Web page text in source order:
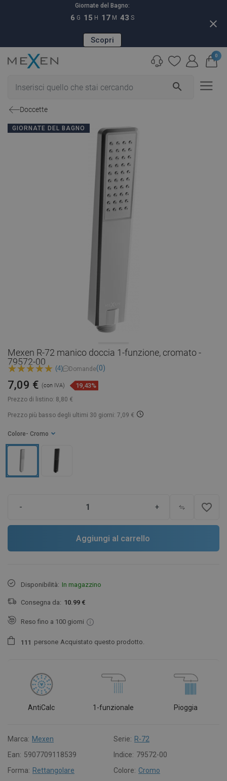
Giornate del Bagno:
6 G 15 H 17 M 42 S
Scopri
close
search
0
Doccette
GIORNATE DEL BAGNO
Mexen R-72 manico doccia 1-funzione, cromato -
79572-00
(4) Domande(0)
Prezzo di listino: 8,80 €
7,09 € (con IVA) 19,43%
Prezzo più basso degli ultimi 30 giorni: 7,09 €
Colore - Cromo
- + favorite_border
Aggiungi al carrello
Disponibilità: In magazzino
Consegna da: 10.99 €
Reso fino a 100 giorni
1 1 1 persone Acquistato questo prodotto.
AntiCalc 1-funzionale Pioggia
Marca: Mexen Serie: R-72
Ean: 5907709118539 Indice: 79572-00
Forma: Rettangolare Colore: Cromo